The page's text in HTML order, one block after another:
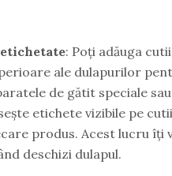
: Poți adăuga
ale dulapurilor
de gătit speciale
etichete vizibile pe
produs. Acest lucru îți
deschizi dulapul.